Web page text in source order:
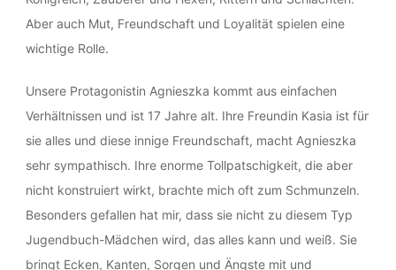
Aber auch Mut, Freundschaft und Loyalität spielen eine
wichtige Rolle.
Unsere Protagonistin Agnieszka kommt aus einfachen
Verhältnissen und ist 17 Jahre alt. Ihre Freundin Kasia ist für
sie alles und diese innige Freundschaft, macht Agnieszka
sehr sympathisch. Ihre enorme Tollpatschigkeit, die aber
nicht konstruiert wirkt, brachte mich oft zum Schmunzeln.
Besonders gefallen hat mir, dass sie nicht zu diesem Typ
Jugendbuch-Mädchen wird, das alles kann und weiß. Sie
bringt Ecken, Kanten, Sorgen und Ängste mit und